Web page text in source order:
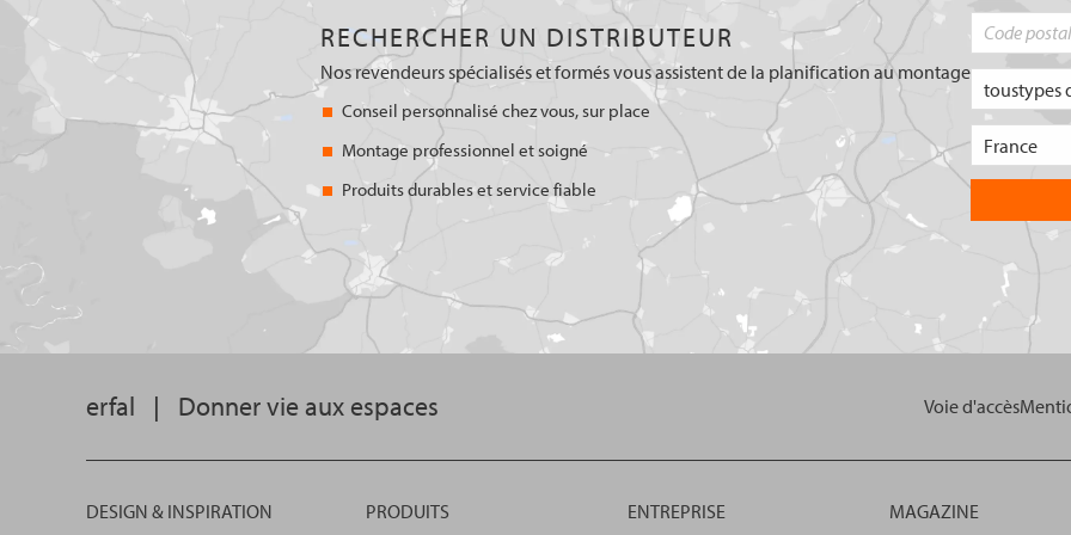
RECHERCHER UN DISTRIBUTEUR
Nos revendeurs spécialisés et formés vous assistent de la planification au montage
Conseil personnalisé chez vous, sur place
Montage professionnel et soigné
Produits durables et service fiable
erfal | Donner vie aux espaces Voie d'accès
DESIGN & INSPIRATION PRODUITS ENTREPRISE MAGAZINE